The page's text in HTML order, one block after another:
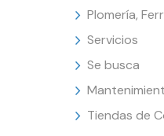
Plomería,
Servicios
Se busca
Tiendas de